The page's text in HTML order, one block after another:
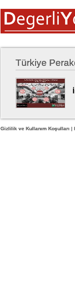
Türkiye
Gizlilik ve Kullanım Koşulları